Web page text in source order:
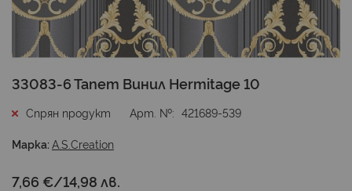
Преминете
началото
галерия
снимки
33083-6 Тапет Винил Hermitage 10
Спрян продукт Арт. № 421689-539
Марка:A.S.Creation
7,66 €/14,98 лв.